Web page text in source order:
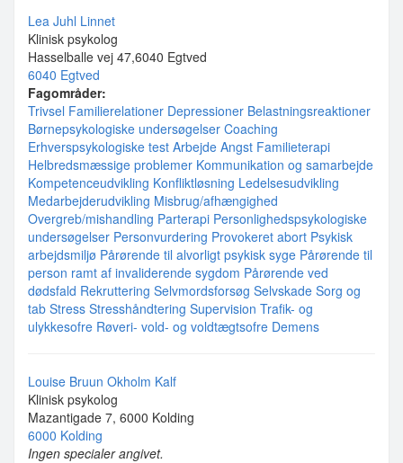
Lea Juhl Linnet
Klinisk psykolog
Hasselballe vej 47,6040 Egtved
6040 Egtved
Fagområder:
Trivsel Familierelationer Depressioner Belastningsreaktioner
Børnepsykologiske undersøgelser Coaching
Erhverspsykologiske test Arbejde Angst Familieterapi
Helbredsmæssige problemer Kommunikation og samarbejde
Kompetenceudvikling Konfliktløsning Ledelsesudvikling
Medarbejderudvikling Misbrug/afhængighed
Overgreb/mishandling Parterapi Personlighedspsykologiske
undersøgelser Personvurdering Provokeret abort Psykisk
arbejdsmiljø Pårørende til alvorligt psykisk syge Pårørende til
person ramt af invaliderende sygdom Pårørende ved
dødsfald Rekruttering Selvmordsforsøg Selvskade Sorg og
tab Stress Stresshåndtering Supervision Trafik- og
ulykkesofre Røveri- vold- og voldtægtsofre Demens
Louise Bruun Okholm Kalf
Klinisk psykolog
Mazantigade 7, 6000 Kolding
6000 Kolding
Ingen specialer angivet.